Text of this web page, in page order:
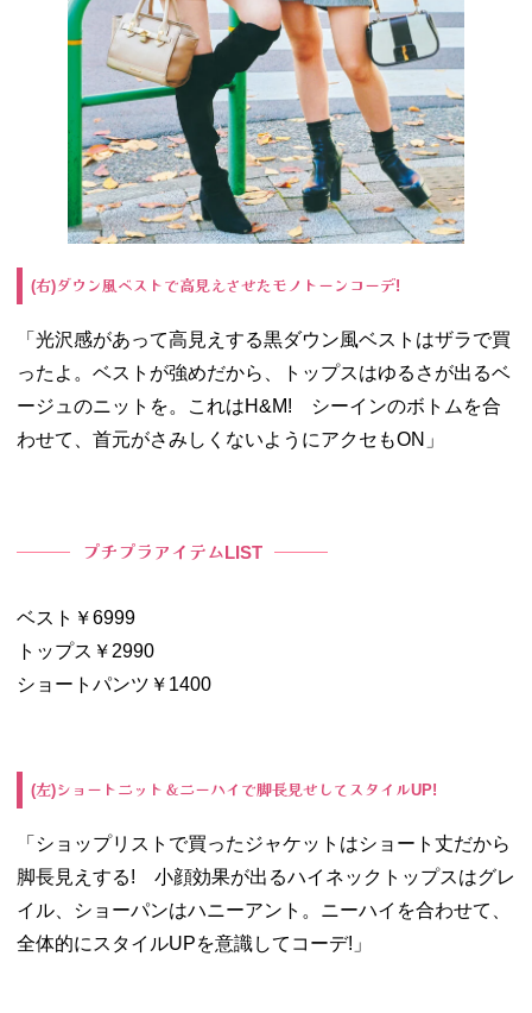
(右)ダウン風ベストで高見えさせたモノトーンコーデ!
「光沢感があって高見えする黒ダウン風ベストはザラで買
ったよ。ベストが強めだから、トップスはゆるさが出るベ
ージュのニットを。これはH&M! シーインのボトムを合
わせて、首元がさみしくないようにアクセもON 」
プチプラアイテムLIST
ベスト￥6999
トップス￥2990
ショートパンツ￥1400
(左)ショートニット＆ニーハイで脚長見せしてスタイルUP!
「ショップリストで買ったジャケットはショート丈だから
脚長見えする! 小顔効果が出るハイネックトップスはグレ
イル、ショーパンはハニーアント。ニーハイを合わせて、
全体的にスタイルUPを意識してコーデ! 」